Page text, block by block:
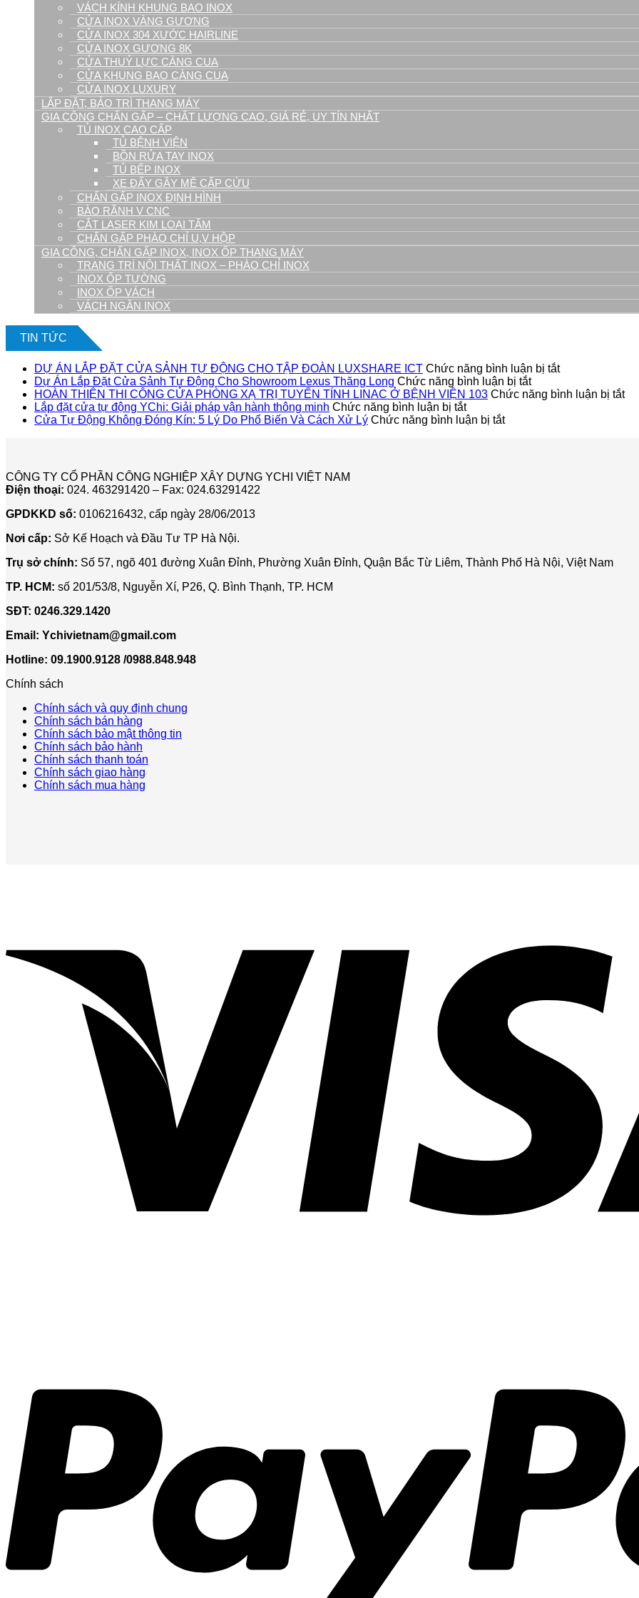
VÁCH KÍNH KHUNG BAO INOX
CỬA INOX VÀNG GƯƠNG
CỬA INOX 304 XƯỚC HAIRLINE
CỬA INOX GƯƠNG 8K
CỬA THUỶ LỰC CÀNG CUA
CỬA KHUNG BAO CÀNG CUA
CỬA INOX LUXURY
LẮP ĐẶT, BẢO TRÌ THANG MÁY
GIA CÔNG CHẤN GẤP – CHẤT LƯỢNG CAO, GIÁ RẺ, UY TÍN NHẤT
TỦ INOX CAO CẤP
TỦ BỆNH VIỆN
BỒN RỬA TAY INOX
TỦ BẾP INOX
XE ĐẨY GÂY MÊ CẤP CỨU
CHẤN GẤP INOX ĐỊNH HÌNH
BÀO RÃNH V CNC
CẮT LASER KIM LOẠI TẤM
CHẤN GẤP PHÀO CHỈ U,V HỘP
GIA CÔNG, CHẤN GẤP INOX, INOX ỐP THANG MÁY
TRANG TRÍ NỘI THẤT INOX – PHÀO CHỈ INOX
INOX ỐP TƯỜNG
INOX ỐP VÁCH
VÁCH NGĂN INOX
TIN TỨC
DỰ ÁN LẮP ĐẶT CỬA SẢNH TỰ ĐỘNG CHO TẬP ĐOÀN LUXSHARE ICT Chức năng bình luận bị tắtở
ÁN
Dự Án Lắp Đặt Cửa Sảnh Tự Động Cho Showroom Lexus Thăng Long Chức năng bình luận bị tắtở
Dự
HOÀN THIỆN THI CÔNG CỬA PHÒNG XẠ TRỊ TUYẾN TÍNH LINAC Ở BỆNH VIỆN 103 Chức năng bình luận bị tắtở
Lắp đặt cửa tự động YChi: Giải pháp vận hành thông minh Chức năng bình luận bị tắtở
Lắp
minh
Cửa Tự Động Không Đóng Kín: 5 Lý Do Phổ Biến Và Cách Xử Lý Chức năng bình luận bị tắtở
Biến
CÔNG TY CỔ PHẦN CÔNG NGHIỆP XÂY DỰNG YCHI VIỆT NAM
Điện thoại: 024. 463291420 – Fax: 024.63291422
GPDKKD số: 0106216432, cấp ngày 28/06/2013
Nơi cấp: Sở Kế Hoạch và Đầu Tư TP Hà Nội.
Trụ sở chính: Số 57, ngõ 401 đường Xuân Đỉnh, Phường Xuân Đỉnh, Quận Bắc Từ Liêm, Thành Phố Hà Nội, Việt Nam
TP. HCM: số 201/53/8, Nguyễn Xí, P26, Q. Bình Thạnh, TP. HCM
SĐT: 0246.329.1420
Email: Ychivietnam@gmail.com
Hotline: 09.1900.9128 /0988.848.948
Chính sách
Chính sách và quy định chung
Chính sách bán hàng
Chính sách bảo mật thông tin
Chính sách bảo hành
Chính sách thanh toán
Chính sách giao hàng
Chính sách mua hàng